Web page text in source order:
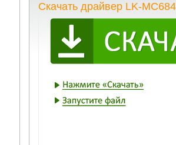
Скачать драйвер LK-